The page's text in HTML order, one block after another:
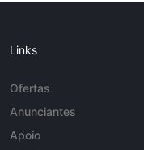
Links
Ofertas
Anunciantes
Apoio